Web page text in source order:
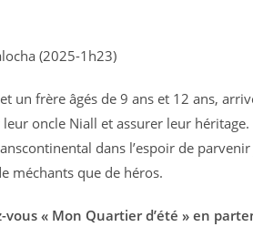
(2025-1h23)
un frère âgés de 9 ans et 12 ans,
oncle Niall et assurer leur
dans l’espoir de
méchants que de héros.
« Mon Quartier d’été » en